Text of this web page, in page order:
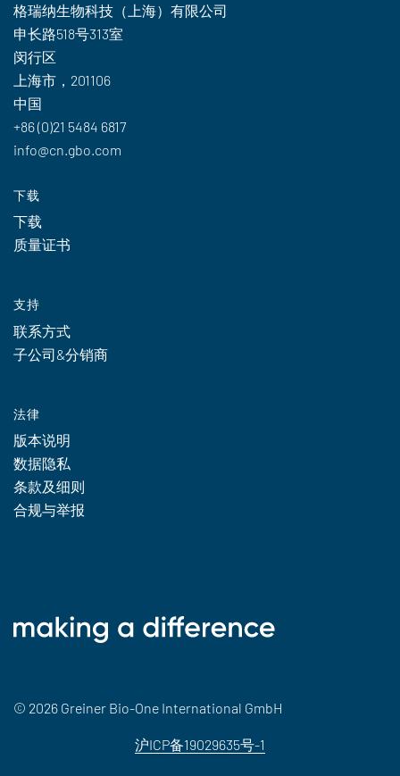
格瑞纳生物科技（上海）有限公司
申长路518号313室
闵行区
上海市，201106
中国
+86 (0)21 5484 6817
info@cn.gbo.com
下载
下载
质量证书
支持
联系方式
子公司&分销商
法律
版本说明
数据隐私
条款及细则
合规与举报
© 2026 Greiner Bio-One International GmbH
沪ICP备19029635号-1